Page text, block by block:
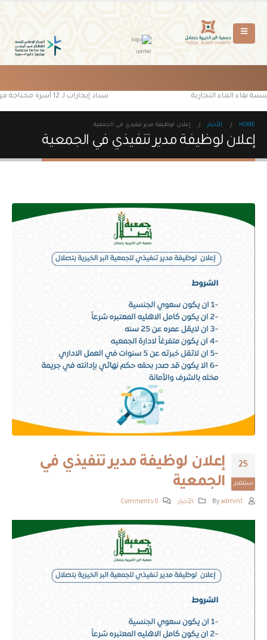
سداد إيجارات لـ 12 أسرة محتاجة من مستفيدي جمعية البر الخيرية بتصلال نقاء الماء التجارية
HOME الأخبار إعلان لوظيفة مدير تنفيذي في الجمعية
إعلان لوظيفة مدير تنفيذي في الجمعية
25
سبتمبر
إعلان لوظيفة مدير تنفيذي في
الجمعية
admin1 الأخبار 0 Comments